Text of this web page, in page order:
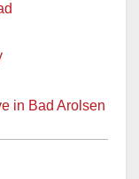
in Bad Arolsen